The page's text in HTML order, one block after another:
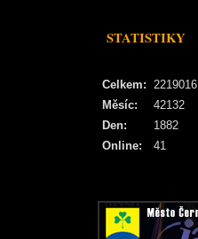
STATISTIKY
Online: 41
Celkem: 2219016
Měsíc:
42132
Den:
1882